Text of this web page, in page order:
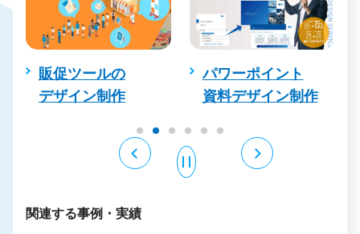
販促ツールの
デザイン制作
パワーポイント
資料デザイン制作
関連する事例・実績